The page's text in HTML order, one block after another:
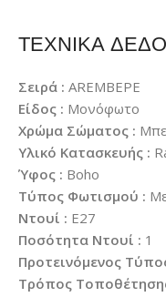
ΤΕΧΝΙΚΑ
Σειρά : AREMBEPE
Είδος : Μονόφωτο
Χρώμα Σώματος :
Υλικό Κατασκευής :
Ύφος : Boho
Τύπος Φωτισμού :
Ντουί : E27
Ποσότητα Ντουί : 1
Προτεινόμενος
Τρόπος